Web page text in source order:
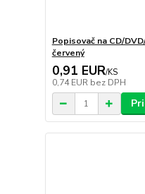
Popisovač na CD/
červený
0,91 EUR/KS
0,74 EUR bez DPH